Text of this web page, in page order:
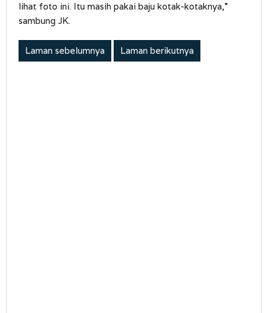
lihat foto ini. Itu masih pakai baju kotak-kotaknya,”
sambung JK.
Laman sebelumnya Laman berikutnya